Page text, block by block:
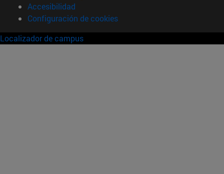
Accesibilidad
Configuración de cookies
Localizador de campus